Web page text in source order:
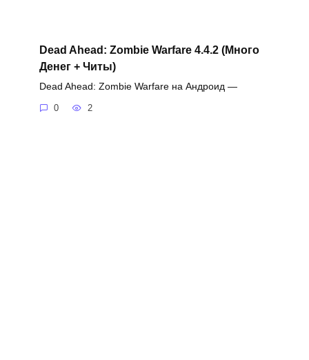
Dead Ahead: Zombie Warfare 4.4.2 (Много
Денег + Читы)
Dead Ahead: Zombie Warfare на Андроид —
0 2